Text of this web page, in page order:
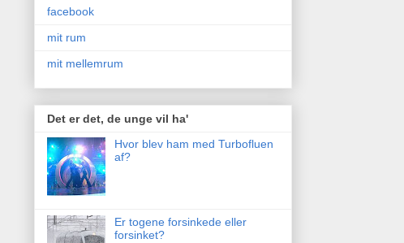
facebook
mit rum
mit mellemrum
Det er det, de unge vil ha'
Hvor blev ham med Turbofluen
af?
Er togene forsinkede eller
forsinket?